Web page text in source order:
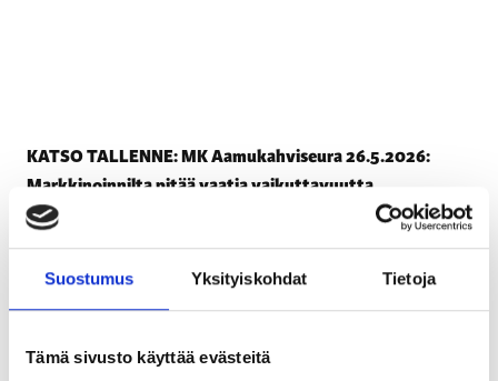
Suostumus Yksityiskohdat Tietoja
Tämä sivusto käyttää evästeitä
KATSO TALLENNE: MK Aamukahviseura 26.5.2026:
Markkinoinnilta pitää vaatia vaikuttavuutta
liiketoimintaan!